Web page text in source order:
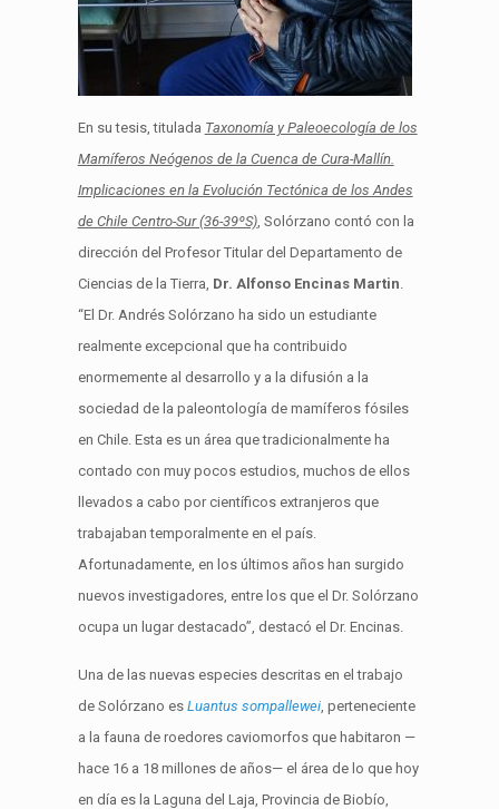
En su tesis, titulada Taxonomía y Paleoecología de los
Mamíferos Neógenos de la Cuenca de Cura-Mallín.
Implicaciones en la Evolución Tectónica de los Andes
de Chile Centro-Sur (36-39ºS), Solórzano contó con la
dirección del Profesor Titular del Departamento de
Ciencias de la Tierra, Dr. Alfonso Encinas Martin
“El Dr. Andrés Solórzano ha sido un estudiante
realmente excepcional que ha contribuido
enormemente al desarrollo y a la difusión a la
sociedad de la paleontología de mamíferos fósiles
en Chile. Esta es un área que tradicionalmente ha
contado con muy pocos estudios, muchos de ellos
llevados a cabo por científicos extranjeros que
trabajaban temporalmente en el país.
Afortunadamente, en los últimos años han surgido
nuevos investigadores, entre los que el Dr. Solórzano
ocupa un lugar destacado”, destacó el Dr. Encinas.
Una de las nuevas especies descritas en el trabajo
de Solórzano es Luantus sompallewei, perteneciente
a la fauna de roedores caviomorfos que habitaron —
hace 16 a 18 millones de años— el área de lo que hoy
en día es la Laguna del Laja, Provincia de Biobío,